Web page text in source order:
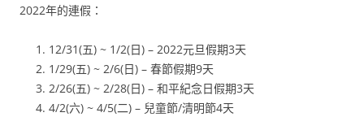
2022年的連假：
12/31(五) ~ 1/2(日) – 2022元旦假期3天
1/29(五) ~ 2/6(日) – 春節假期9天
2/26(五) ~ 2/28(日) – 和平紀念日假期3天
4/2(六) ~ 4/5(二) – 兒童節/清明節4天